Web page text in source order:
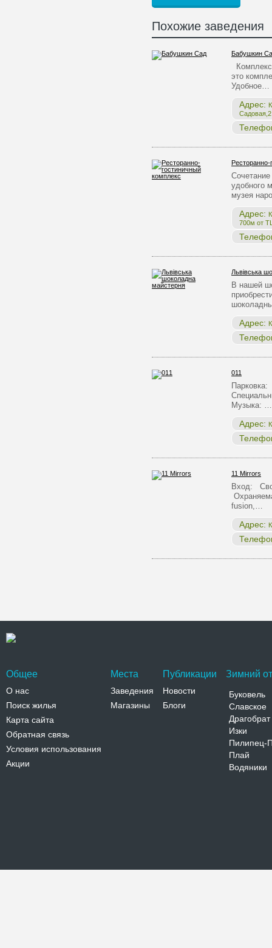
Похожие заведения
Бабушкин
это
Удобное…
Адрес:
удобного
музея
Адрес:
700м от
Львівська
В нашей
Адрес:
011
Музыка: …
Адрес:
11 Mirrors
Вход:
fusion,…
Адрес:
Общее
О нас
Поиск жилья
Карта сайта
Обратная связь
Условия использования
Акции
Места
Заведения
Магазины
Публикации
Новости
Блоги
Зимний
Буковель
Славское
Драгобрат
Изки
Пилипец-
Плай
Водяники